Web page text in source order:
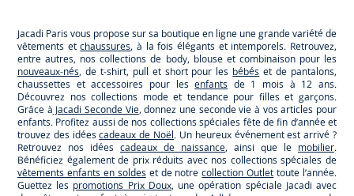
Jacadi Paris vous propose sur sa boutique en ligne une grande variété de
vêtements etchaussures, à la fois élégants et intemporels. Retrouvez,
entre autres, nos collections de body, blouse et combinaison pour les
nouveaux-nés, de t-shirt, pull et short pour les bébés et de pantalons,
chaussettes et accessoires pour lesenfants de 1 mois à 12 ans.
Découvrez nos collections mode et tendance pour filles et garçons.
Grâce à Jacadi Seconde Vie, donnez une seconde vie à vos articles pour
enfants. Profitez aussi de nos collections spéciales fête de fin d’année et
trouvez des idéescadeaux de Noël. Un heureux événement est arrivé ?
Retrouvez nos idées cadeaux de naissance, ainsi que le mobilier.
Bénéficiez également de prix réduits avec nos collections spéciales de
vêtements enfants en soldeset de notrecollection Outlet toute l’année.
Guettez les promotions Prix Doux, une opération spéciale Jacadi avec